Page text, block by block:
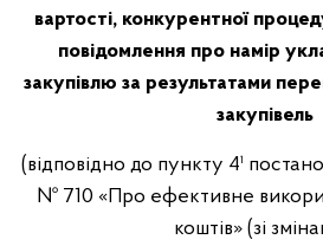
вартості, конкурентної
повідомлення про намір
закупівлю за результатами
закупівель
(відповідно до пункту 4¹
№ 710 «Про ефективне
коштів» (зі